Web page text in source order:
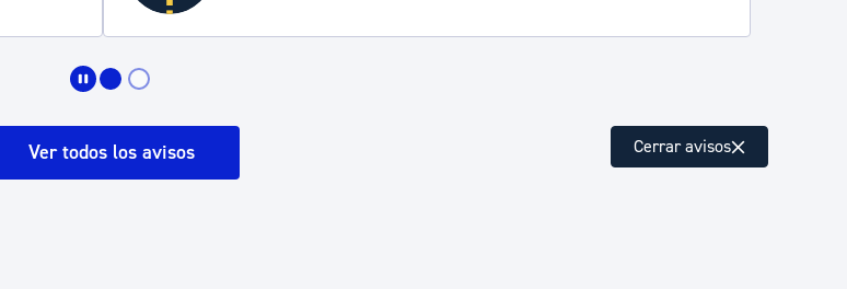
Espacio público, residuos y medioambiente
Ver todos los avisos Cerrar avisos